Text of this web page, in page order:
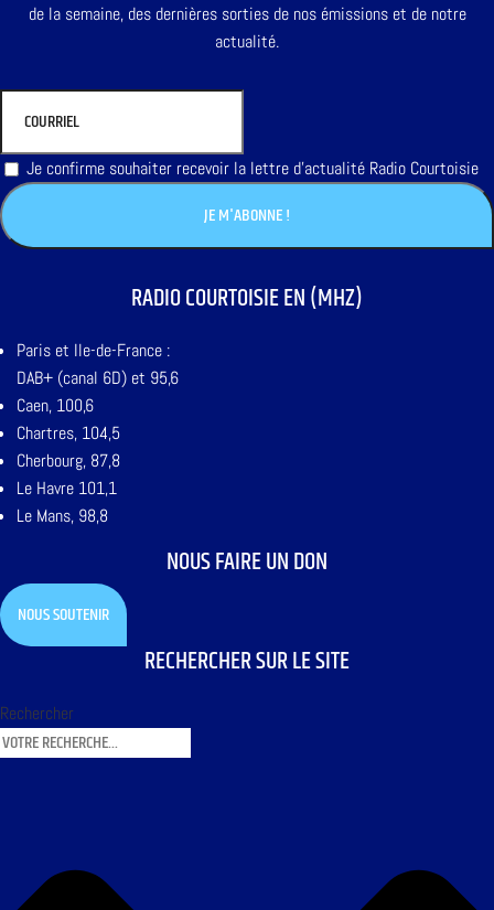
de la semaine, des dernières sorties de nos émissions et de notre
actualité.
Je confirme souhaiter recevoir la lettre d'actualité Radio Courtoisie
RADIO COURTOISIE EN (MHZ)
Paris et Ile-de-France :
DAB+ (canal 6D) et 95,6
Caen, 100,6
Chartres, 104,5
Cherbourg, 87,8
Le Havre 101,1
Le Mans, 98,8
NOUS FAIRE UN DON
NOUS SOUTENIR
RECHERCHER SUR LE SITE
Rechercher